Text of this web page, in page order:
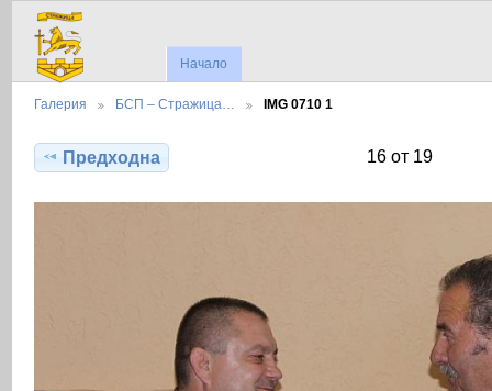
Начало
Галерия БСП – Стражица… IMG 0710 1
Предходна 16 от 19